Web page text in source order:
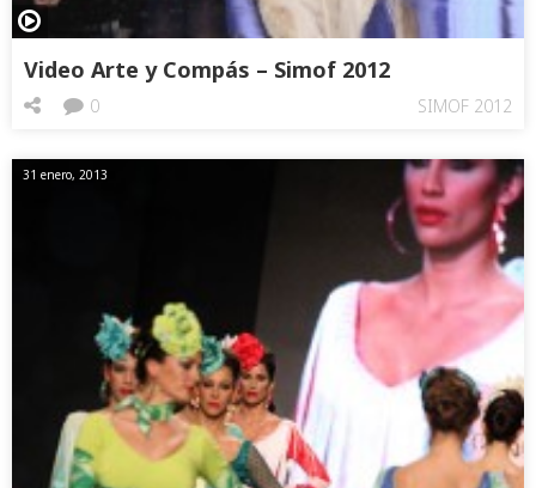
Video Arte y Compás – Simof 2012
SIMOF 2012
0
31 enero, 2013